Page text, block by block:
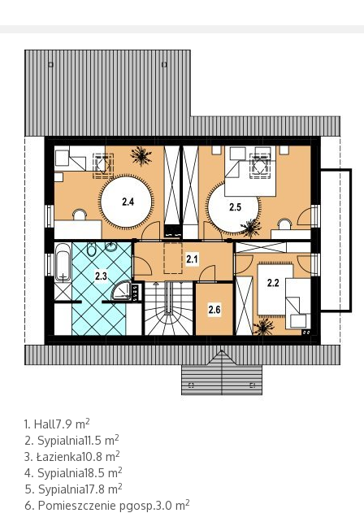
1. Hall7.9 m2
2. Sypialnia11.5 m2
3. Łazienka10.8 m2
4. Sypialnia18.5 m2
5. Sypialnia17.8 m2
6. Pomieszczenie pgosp.3.0 m2